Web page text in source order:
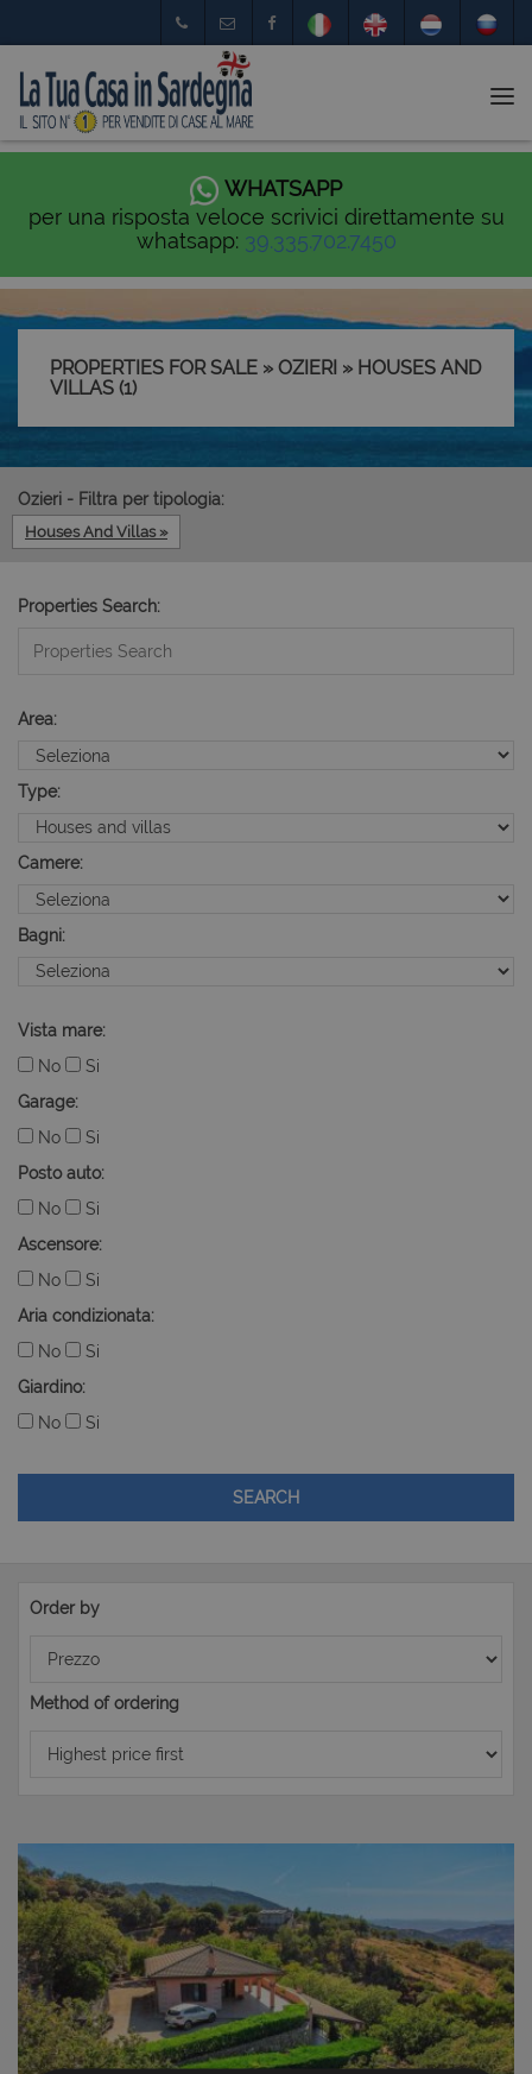
WHATSAPP
per una risposta veloce scrivici direttamente su
whatsapp: 39.335.702.7450
PROPERTIES FOR SALE » OZIERI » HOUSES AND
VILLAS (1)
Ozieri - Filtra per tipologia:
Houses And Villas »
Properties Search:
Area:
Type:
Camere:
Bagni:
Vista mare:
No
Si
Garage:
No
Si
Posto auto:
No
Si
Ascensore:
No
Si
Aria condizionata:
No
Si
Giardino:
No
Si
SEARCH
Order by
Method of ordering